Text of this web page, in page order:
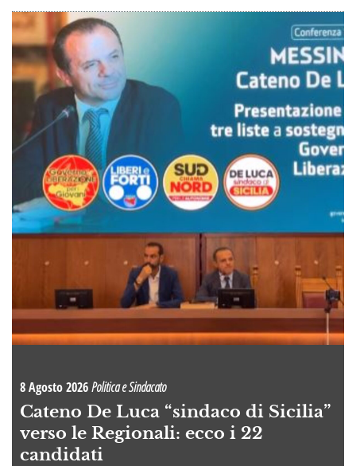
8 Agosto 2026Politica e Sindacato
Cateno De Luca “sindaco di Sicilia”
verso le Regionali: ecco i 22
candidati